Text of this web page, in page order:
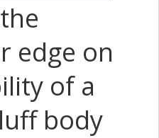
edge on
of a
body